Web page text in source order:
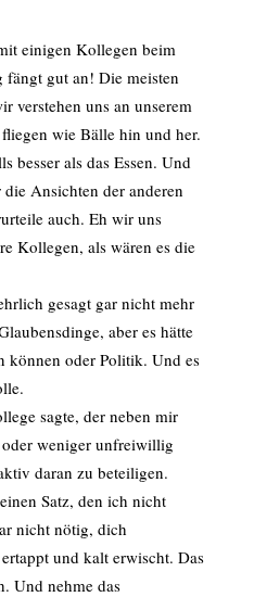
einigen Kollegen beim
fängt gut an! Die meisten
verstehen uns an unserem
wie Bälle hin und her.
besser als das Essen. Und
Ansichten der anderen
auch. Eh wir uns
Kollegen, als wären es die
gesagt gar nicht mehr
aber es hätte
können oder Politik. Und es
sagte, der neben mir
oder weniger unfreiwillig
daran zu beteiligen.
Satz, den ich nicht
nicht nötig, dich
und kalt erwischt. Das
Und nehme das